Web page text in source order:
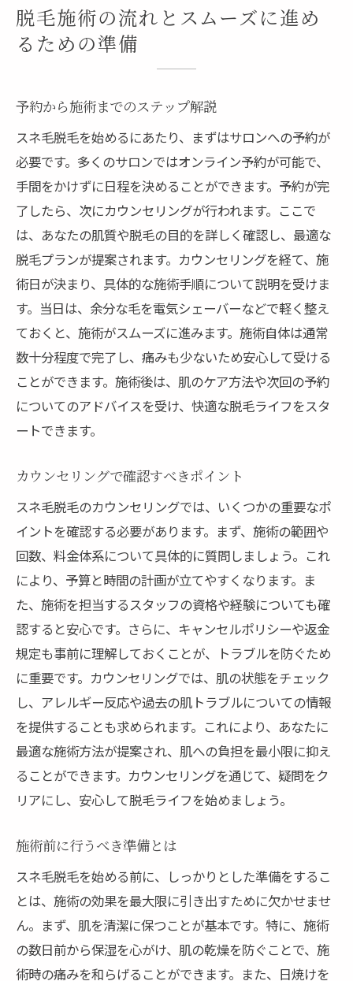
脱毛施術の流れとスムーズに進め
るための準備
予約から施術までのステップ解説
スネ毛脱毛を始めるにあたり、まずはサロンへの予約が
必要です。多くのサロンではオンライン予約が可能で、
手間をかけずに日程を決めることができます。予約が完
了したら、次にカウンセリングが行われます。ここで
は、あなたの肌質や脱毛の目的を詳しく確認し、最適な
脱毛プランが提案されます。カウンセリングを経て、施
術日が決まり、具体的な施術手順について説明を受けま
す。当日は、余分な毛を電気シェーバーなどで軽く整え
ておくと、施術がスムーズに進みます。施術自体は通常
数十分程度で完了し、痛みも少ないため安心して受ける
ことができます。施術後は、肌のケア方法や次回の予約
についてのアドバイスを受け、快適な脱毛ライフをスタ
ートできます。
カウンセリングで確認すべきポイント
スネ毛脱毛のカウンセリングでは、いくつかの重要なポ
イントを確認する必要があります。まず、施術の範囲や
回数、料金体系について具体的に質問しましょう。これ
により、予算と時間の計画が立てやすくなります。ま
た、施術を担当するスタッフの資格や経験についても確
認すると安心です。さらに、キャンセルポリシーや返金
規定も事前に理解しておくことが、トラブルを防ぐため
に重要です。カウンセリングでは、肌の状態をチェック
し、アレルギー反応や過去の肌トラブルについての情報
を提供することも求められます。これにより、あなたに
最適な施術方法が提案され、肌への負担を最小限に抑え
ることができます。カウンセリングを通じて、疑問をク
リアにし、安心して脱毛ライフを始めましょう。
施術前に行うべき準備とは
スネ毛脱毛を始める前に、しっかりとした準備をするこ
とは、施術の効果を最大限に引き出すために欠かせませ
ん。まず、肌を清潔に保つことが基本です。特に、施術
の数日前から保湿を心がけ、肌の乾燥を防ぐことで、施
術時の痛みを和らげることができます。また、日焼けを